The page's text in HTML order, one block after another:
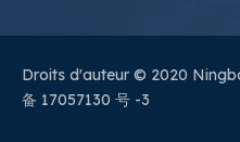
Droits d'auteur © 2020
备 17057130 号 -3